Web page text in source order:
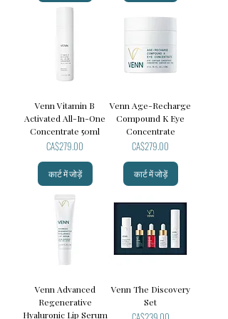
Venn Vitamin B
Activated All-In-One
Concentrate 50ml
मूल्य
CA$279.00
कार्ट में जोड़ें
Venn Age-Recharge
Compound K Eye
Concentrate
मूल्य
CA$279.00
कार्ट में जोड़ें
Venn Advanced
Regenerative
Hyaluronic Lip Serum
Venn The Discovery
Set